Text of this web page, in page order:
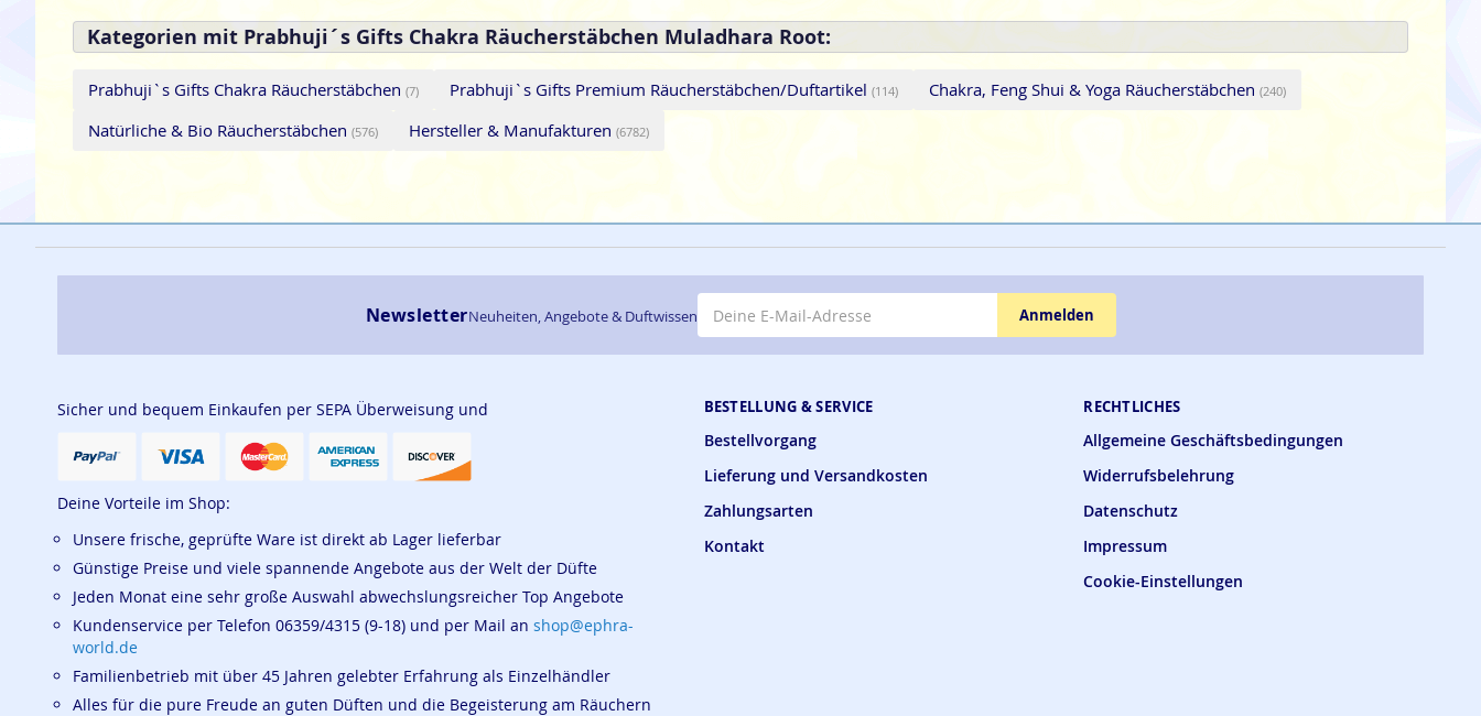
Kategorien mit Prabhuji´s Gifts Chakra Räucherstäbchen Muladhara Root:
Prabhuji`s Gifts Chakra Räucherstäbchen (7) Prabhuji`s Gifts Premium Räucherstäbchen/Duftartikel (114) Chakra, Feng Shui & Yoga Räucherstäbchen (240)
Natürliche & Bio Räucherstäbchen (576) Hersteller & Manufakturen (6782)
BESTELLUNG & SERVICE
Bestellvorgang
Lieferung und Versandkosten
Zahlungsarten
Kontakt
RECHTLICHES
Allgemeine Geschäftsbedingungen
Widerrufsbelehrung
Datenschutz
Impressum
Cookie-Einstellungen
NewsletterNeuheiten, Angebote & Duftwissen Anmelden
Sicher und bequem Einkaufen per SEPA Überweisung und
Deine Vorteile im Shop:
Unsere frische, geprüfte Ware ist direkt ab Lager lieferbar
Günstige Preise und viele spannende Angebote aus der Welt der Düfte
Jeden Monat eine sehr große Auswahl abwechslungsreicher Top Angebote
Kundenservice per Telefon 06359/4315 (9-18) und per Mail an shop@ephra-
world.de
Familienbetrieb mit über 45 Jahren gelebter Erfahrung als Einzelhändler
Alles für die pure Freude an guten Düften und die Begeisterung am Räuchern